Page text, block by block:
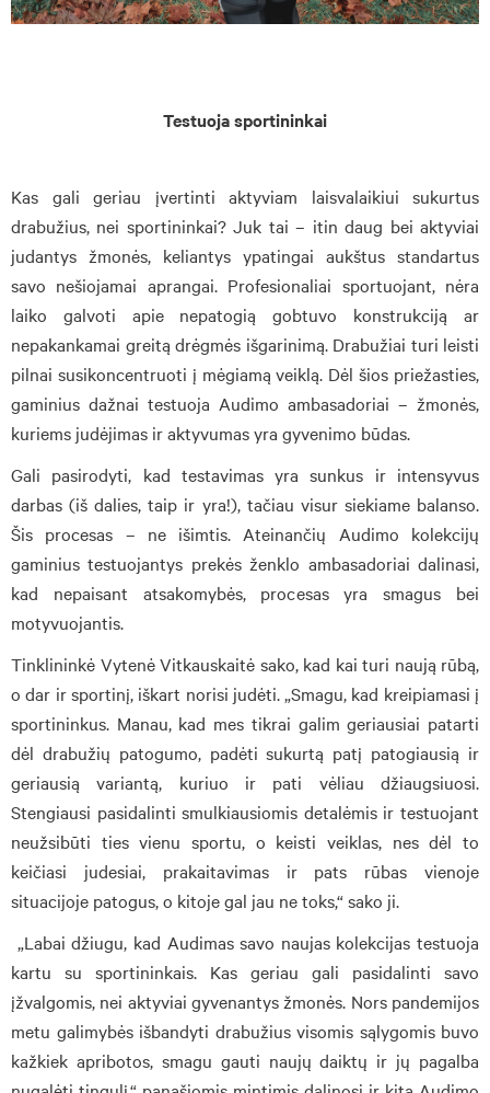
Testuoja sportininkai
Kas gali geriau įvertinti aktyviam laisvalaikiui sukurtus
drabužius, nei sportininkai? Juk tai – itin daug bei aktyviai
judantys žmonės, keliantys ypatingai aukštus standartus
savo nešiojamai aprangai. Profesionaliai sportuojant, nėra
laiko galvoti apie nepatogią gobtuvo konstrukciją ar
nepakankamai greitą drėgmės išgarinimą. Drabužiai turi leisti
pilnai susikoncentruoti į mėgiamą veiklą. Dėl šios priežasties,
gaminius dažnai testuoja Audimo ambasadoriai – žmonės,
kuriems judėjimas ir aktyvumas yra gyvenimo būdas.
Gali pasirodyti, kad testavimas yra sunkus ir intensyvus
darbas (iš dalies, taip ir yra!), tačiau visur siekiame balanso.
Šis procesas – ne išimtis. Ateinančių Audimo kolekcijų
gaminius testuojantys prekės ženklo ambasadoriai dalinasi,
kad nepaisant atsakomybės, procesas yra smagus bei
motyvuojantis.
Tinklininkė Vytenė Vitkauskaitė sako, kad kai turi naują rūbą,
o dar ir sportinį, iškart norisi judėti. „Smagu, kad kreipiamasi į
sportininkus. Manau, kad mes tikrai galim geriausiai patarti
dėl drabužių patogumo, padėti sukurtą patį patogiausią ir
geriausią variantą, kuriuo ir pati vėliau džiaugsiuosi.
Stengiausi pasidalinti smulkiausiomis detalėmis ir testuojant
neužsibūti ties vienu sportu, o keisti veiklas, nes dėl to
keičiasi judesiai, prakaitavimas ir pats rūbas vienoje
situacijoje patogus, o kitoje gal jau ne toks,“ sako ji.
„Labai džiugu, kad Audimas savo naujas kolekcijas testuoja
kartu su sportininkais. Kas geriau gali pasidalinti savo
įžvalgomis, nei aktyviai gyvenantys žmonės. Nors pandemijos
metu galimybės išbandyti drabužius visomis sąlygomis buvo
kažkiek apribotos, smagu gauti naujų daiktų ir jų pagalba